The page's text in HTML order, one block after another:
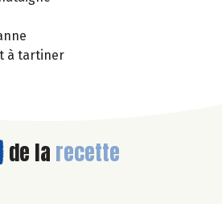
à tartiner
de la recette